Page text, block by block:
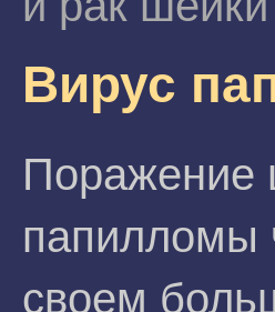
Вирус
Поражение
папилломы
своем